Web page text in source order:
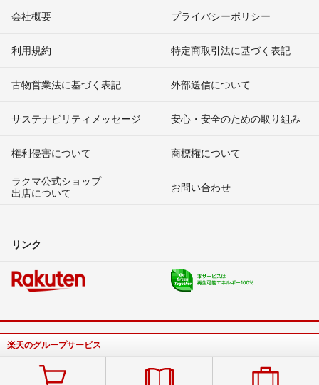
会社概要 プライバシーポリシー
利用規約 特定商取引法に基づく表記
古物営業法に基づく表記 外部送信について
サステナビリティメッセージ 安心・安全のための取り組み
権利侵害について
商標権について
ラクマ公式ショップ
出店について
お問い合わせ
リンク
楽天のグループサービス